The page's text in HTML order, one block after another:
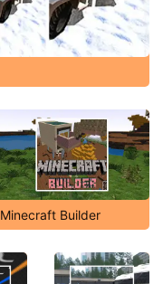
Minecraft Builder